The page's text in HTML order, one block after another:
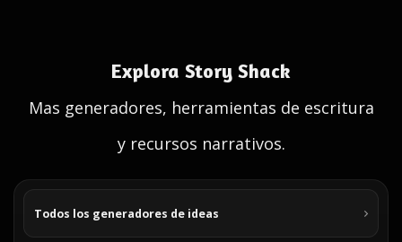
Explora Story Shack
Mas generadores, herramientas de escritura
y recursos narrativos.
Todos los generadores de ideas